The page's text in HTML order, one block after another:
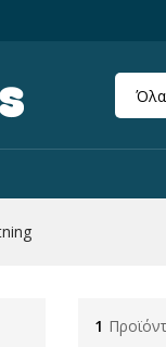
Όλα
1